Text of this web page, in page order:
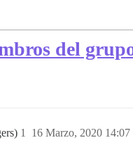
del
16 Marzo, 2020 14:07
1